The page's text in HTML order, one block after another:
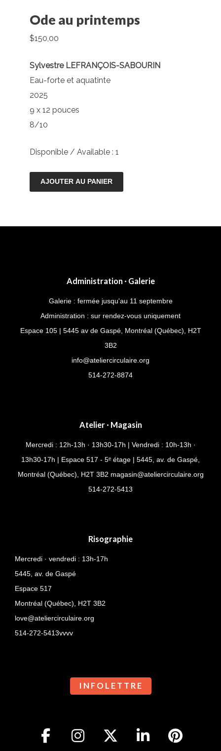
Ode au printemps
$150,00
Sylvestre LEFRANÇOIS-SABOURIN
Eau-forte et aquatinte
2025
9 x 12 pouces
8/10
Disponible / Available : 1
quantité
de
au
AJOUTER AU PANIER
Administration · Galerie
Galerie : fermée jusqu'au 11 septembre
Administration : sur rendez-vous uniquement
Espace 105 | 5445 av de Gaspé, Montréal (Québec), H2T
3B2
info@ateliercirculaire.org
514-272-8874
Atelier · Magasin
Mercredi : 12h-13h · 13h30-17h | Vendredi : 10h-13h ·
13h30-17h | Espace 517 - 5ᵉ étage | 5445, av. de Gaspé,
Montréal (Québec), H2T 3B2 magasin@ateliercirculaire.org
514-272-5413
Risographie
Mercredi · vendredi : 13h-17h
5445, av. de Gaspé
Espace 517
Montréal (Québec), H2T 3B2
love@ateliercirculaire.org
514-272-5413vvvv
I N F O L E T T R E